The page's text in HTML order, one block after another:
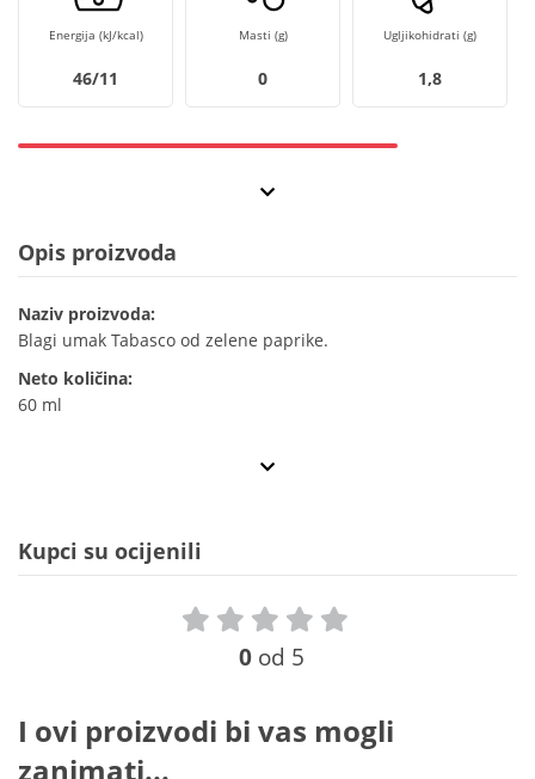
Energija (kJ/kcal)
46/11
Masti (g)
0
Ugljikohidrati (g)
1,8
Opis proizvoda
Naziv proizvoda:
Blagi umak Tabasco od zelene paprike.
Neto količina:
60 ml
Kupci su ocijenili
0 od 5
I ovi proizvodi bi vas mogli
zanimati...